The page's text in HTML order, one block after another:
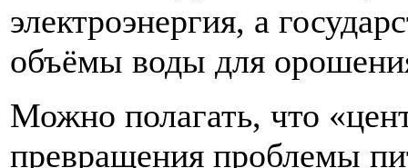
электроэнергия, а
объёмы воды для
Можно полагать, что
превращения проблемы